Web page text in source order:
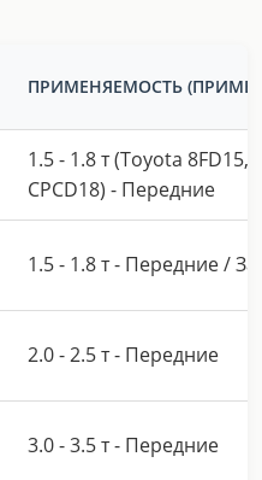
ПРИМЕНЯЕМОСТЬ
1.5 - 1.8 т (Toyota 8FD15,
CPCD18) - Передние
1.5 - 1.8 т - Передние /
2.0 - 2.5 т - Передние
3.0 - 3.5 т - Передние